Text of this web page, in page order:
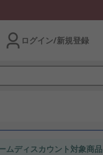
ログイン/新規登録
ムディスカウント対象商品